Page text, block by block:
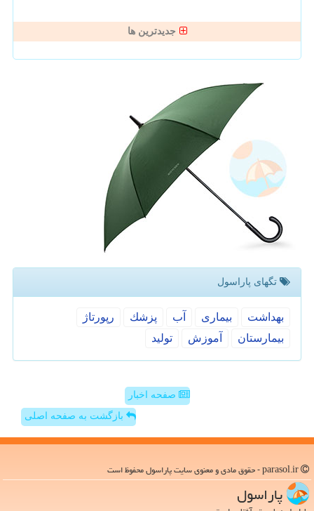
جدیدترین ها
تگهای پاراسول
بهداشت بیماری آب پزشك
رپورتاژ
بیمارستان
آموزش تولید
صفحه اخبار
بازگشت به صفحه اصلی
پاراسول